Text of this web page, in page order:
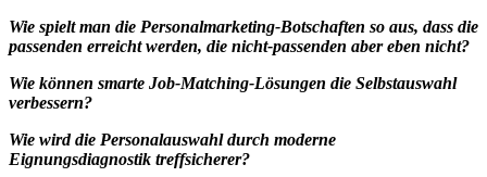
Wie spielt man die Personalmarketing-Botschaften so aus, dass die
passenden erreicht werden, die nicht-passenden aber eben nicht?
Wie können smarte Job-Matching-Lösungen die Selbstauswahl
verbessern?
Wie wird die Personalauswahl durch moderne
Eignungsdiagnostik treffsicherer?